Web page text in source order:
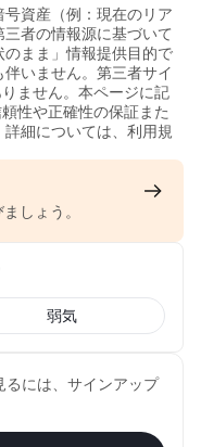
資産（例：現在のリア
者の情報源に基づいて
まま」情報提供目的で
いません。第三者サイ
ません。本ページに記
性や正確性の保証また
細については、利用規
しょう。
弱気
には、サインアップ